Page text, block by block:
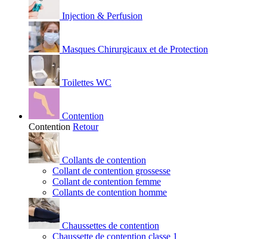
Injection & Perfusion
Masques Chirurgicaux et de Protection
Toilettes WC
Contention
Contention Retour
Collants de contention
Collant de contention grossesse
Collant de contention femme
Collants de contention homme
Chaussettes de contention
Chaussette de contention classe 1